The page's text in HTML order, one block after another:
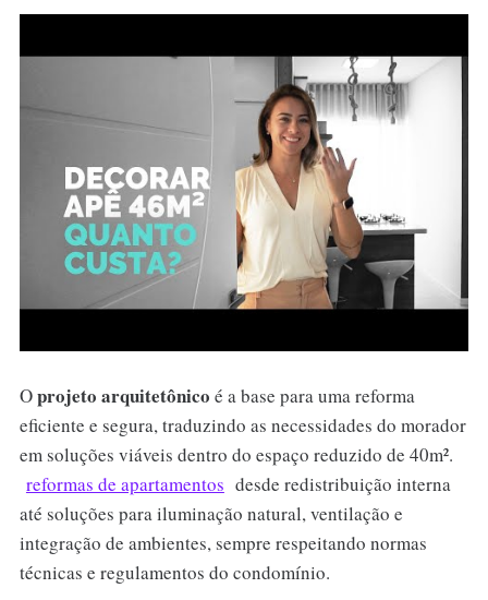
Oprojeto arquitetônico é a base para uma reforma
eficiente e segura, traduzindo as necessidades do morador
em soluções viáveis dentro do espaço reduzido de 40m².
reformas de apartamentos desde redistribuição interna
até soluções para iluminação natural, ventilação e
integração de ambientes, sempre respeitando normas
técnicas e regulamentos do condomínio.